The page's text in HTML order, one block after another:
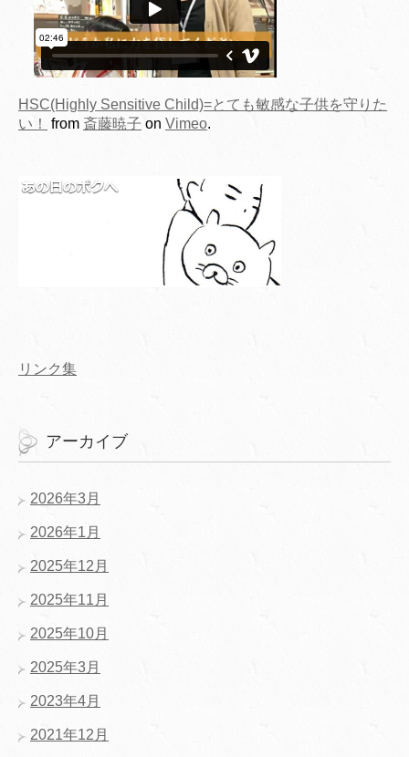
HSC(Highly Sensitive Child)=とても敏感な子供を守りた
い！
from 斎藤暁子 on Vimeo.
リンク集
アーカイブ
2026年3月
2026年1月
2025年12月
2025年11月
2025年10月
2025年3月
2023年4月
2021年12月